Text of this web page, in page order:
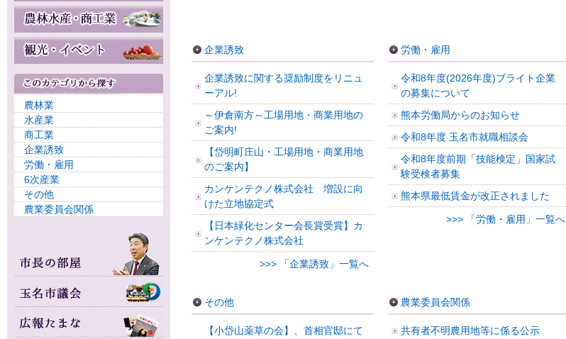
農林業
水産業
商工業
企業誘致
労働・雇用
6次産業
その他
農業委員会関係
企業誘致
企業誘致に関する奨励制度をリニュ
ーアル!
～伊倉南方～工場用地・商業用地の
ご案内!
【岱明町庄山・工場用地・商業用地
のご案内】
カンケンテクノ株式会社 増設に向
けた立地協定式
【日本緑化センター会長賞受賞】カ
ンケンテクノ株式会社
>>> 「企業誘致」一覧へ
労働・雇用
令和8年度(2026年度)ブライト企業
の募集について
熊本労働局からのお知らせ
令和8年度 玉名市就職相談会
令和8年度前期「技能検定」国家試
験受検者募集
熊本県最低賃金が改正されました
>>> 「労働・雇用」一覧へ
その他
【小岱山薬草の会】、首相官邸にて
農業委員会関係
共有者不明農用地等に係る公示